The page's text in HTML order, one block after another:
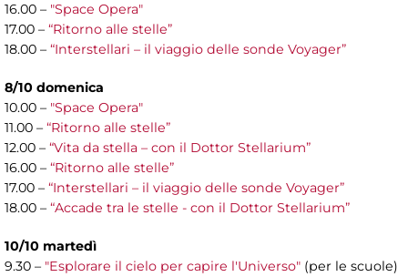
16.00 – "Space Opera"
17.00 – “Ritorno alle stelle”
18.00 – “Interstellari – il viaggio delle sonde Voyager”
8/10 domenica
10.00 – "Space Opera"
11.00 – “Ritorno alle stelle”
12.00 – “Vita da stella – con il Dottor Stellarium”
16.00 – “Ritorno alle stelle”
17.00 – “Interstellari – il viaggio delle sonde Voyager”
18.00 – “Accade tra le stelle - con il Dottor Stellarium”
10/10 martedì
9.30 – "Esplorare il cielo per capire l'Universo" (per le scuole)